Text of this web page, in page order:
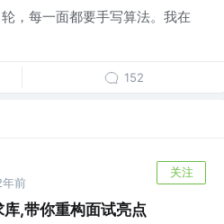
，每一面都要手写算法。我在
152
年前
关注
,带你重构面试亮点